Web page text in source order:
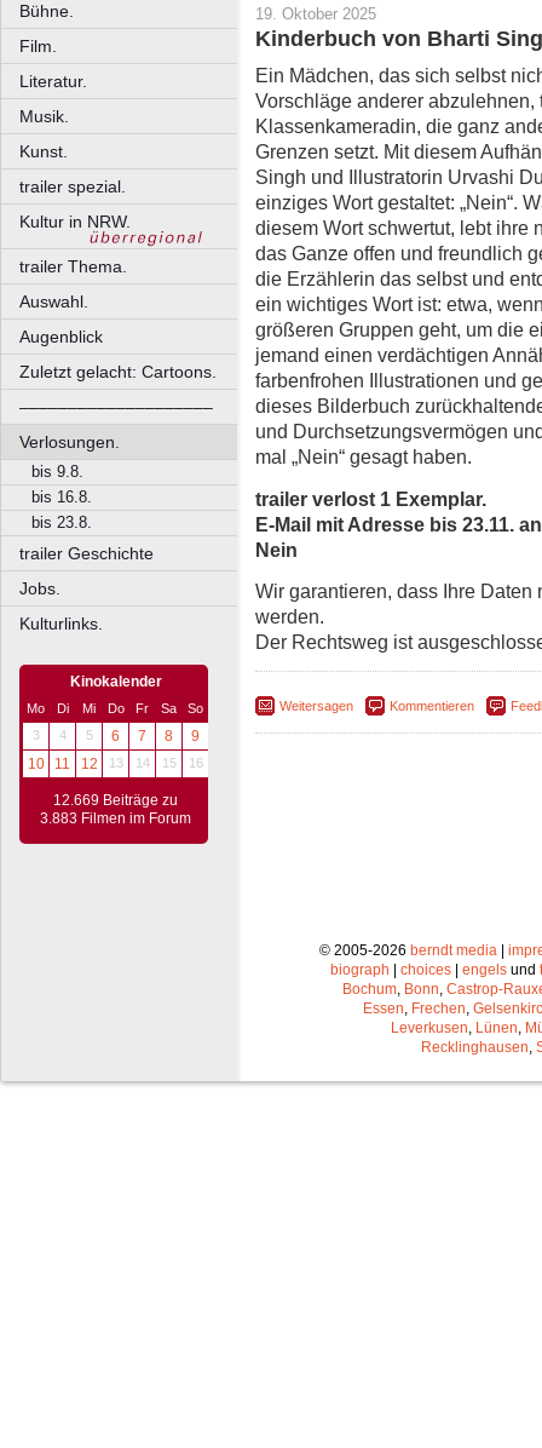
Bühne.
Film.
Literatur.
Musik.
Kunst.
trailer spezial.
Kultur in NRW.
trailer Thema.
Auswahl.
Augenblick
Zuletzt gelacht: Cartoons.
––––––––––––––––––––
Verlosungen.
bis 9.8.
bis 16.8.
bis 23.8.
trailer Geschichte
Jobs.
Kulturlinks.
Kinokalender
Mo Di Mi Do Fr Sa
So
3
4 5 6 7 8
9
10
11 12 13 14 15 16
12.669 Beiträge zu
3.883 Filmen im Forum
19. Oktober 2025
Kinderbuch von Bharti
Ein Mädchen, das sich selbst
Vorschläge anderer
Klassenkameradin, die ganz
Grenzen setzt. Mit diesem
Singh und Illustratorin Urvashi
einziges Wort gestaltet: „Nein“.
diesem Wort schwertut, lebt ihre
das Ganze offen und freundlich
die Erzählerin das selbst und
ein wichtiges Wort ist: etwa,
größeren Gruppen geht, um die
jemand einen verdächtigen
farbenfrohen Illustrationen und
dieses Bilderbuch
und Durchsetzungsvermögen
mal „Nein“ gesagt haben.
trailer verlost 1 Exemplar.
E-Mail mit Adresse bis 23.11.
Nein
Wir garantieren, dass Ihre
werden.
Der Rechtsweg ist
Weitersagen Kommentieren
© 2005-2026 berndt media|
biograph
choices engels und
Bochum, Bonn, Castrop-
Essen, Frechen,
Leverkusen, Lünen,
Recklinghausen,